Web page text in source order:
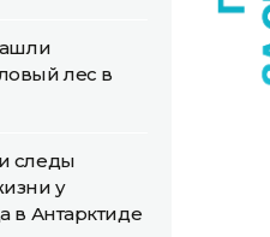
лес в
следы
у
в Антарктиде